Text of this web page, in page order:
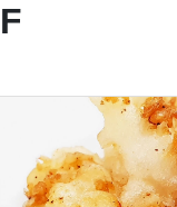
minyak di
tersebut dan tumis
matang,
mendidih,
merica.